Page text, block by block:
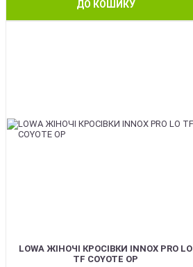
ДО КОШИКУ
LOWA ЖІНОЧІ КРОСІВКИ INNOX PRO LO
TF COYOTE OP